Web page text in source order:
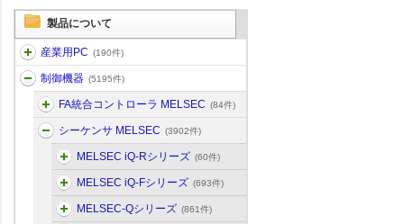
製品について
産業用PC (190件)
制御機器 (5195件)
FA統合コントローラ MELSEC (84件)
シーケンサ MELSEC (3902件)
MELSEC iQ-Rシリーズ (60件)
MELSEC iQ-Fシリーズ (693件)
MELSEC-Qシリーズ (861件)